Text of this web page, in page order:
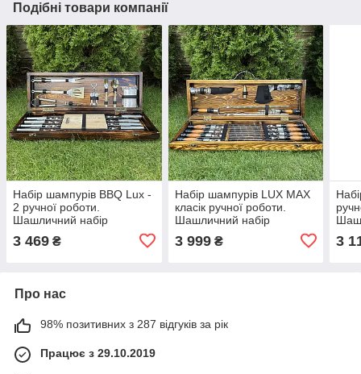
Подібні товари компанії
Набір шампурів BBQ Lux -
2 ручної роботи.
Шашличний набір
шампурів у дерев'яному
кейсі.
3 469 ₴
Набір шампурів LUX MAX
класік ручної роботи.
Шашличний набір
шампурів у дерев'яному
кейсі.
3 999₴ 3
Про нас
98% позитивних з 287 відгуків за рік
Працює з 29.10.2019